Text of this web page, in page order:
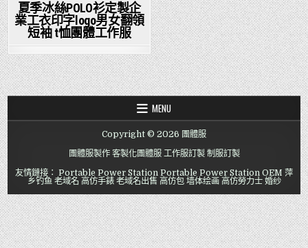
夏季冰絲POLO衫定製企
業工衣印字logo男女翻領
短袖 t恤團體工作服
MENU
Copyright © 2026 團體服
團體服製作 客製化團體服 工作服訂製 制服訂製
友情鏈接： Portable Power Station Portable Power Station OEM 萍
乡钓鱼 老域名 高仿手錶 老域名出售 高仿包 墙体绘画 高仿勞力士 婚纱